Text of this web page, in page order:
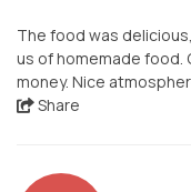
The food was
us of homemade food.
money. Nice
Share